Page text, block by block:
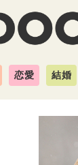
恋愛 結婚